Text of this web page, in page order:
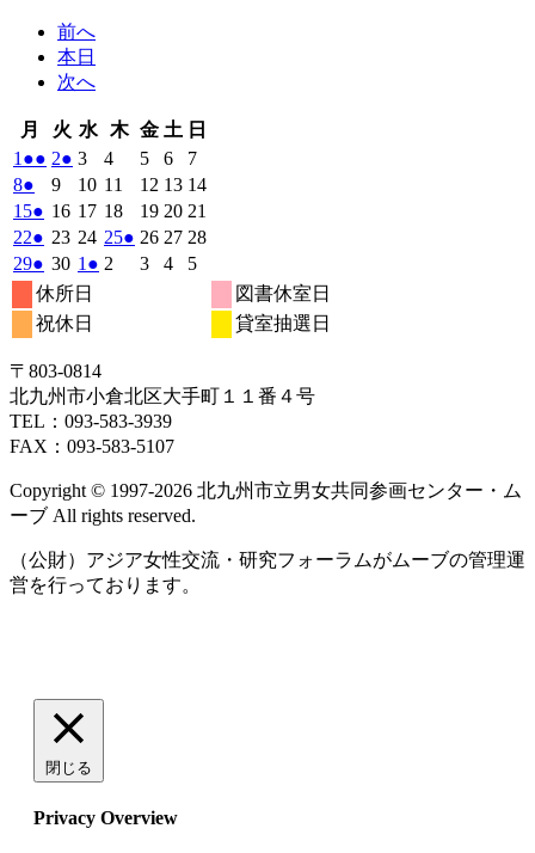
前へ
本日
次へ
月
月
曜
日
火 火
曜
日
水 水
曜
日
木木
曜
日
金金
曜
日
土 土
曜
日
日
1 2026
年
6
月
1
日
●● (2
件
の
イ
ベ
ン
ト)
22026
年
6
月
2
日
● (1
件
の
イ
ベ
ン
ト)
32026
年
6
月
3
日
42026
年
6
月
4
日
52026
年
6
月
5
日
62026
年
6
月
6
日
72026
年
6
月
7
日
82026
年
6
月
8
日
●
件
の
イ
ベ
ン
ト)
92026
年
6
月
9
日
102026
年
月
10
11
2026
6
月
11
12 2026
年
6
月
12
132026
年
6
月
13
142026
14
152026
年
6
月
15
日
● (1
件
の
イ
ベ
ン
162026
年
6
月
16
日
172026
年
月
182026
年
192026
年
202026
年
6
21
月
222026
年
6
月
22
● (1
件
の
イ
ベ
ト)
232026
年
6
月
23
242026
年
252026
● (1
件
ト)
262026
年
272026
年
282026
6
月
292026
年
6
月
日
● (1
件
の
イ
ベ
ン
ト)
302026
年
6
月
日
1 2026
年
7
月
日
● (1
ベ
ン
ト)
2 2026
32026
42026
52026
年
休所日
図書休室日
祝休日
貸室抽選日
〒803‐0814
北九州市小倉北区大手町１１番４号
TEL：093‐583‐3939
FAX：093‐583‐5107
Copyright © 1997‐2026 北九州市立男女共同参画センター・ム
ーブ All rights reserved.
（公財）アジア女性交流・研究フォーラムがムーブの管理運
営を行っております。
閉じる
Privacy Overview